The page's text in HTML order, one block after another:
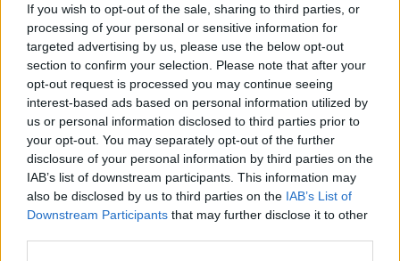
If you wish to opt-out of the sale, sharing to third parties, or
processing of your personal or sensitive information for
targeted advertising by us, please use the below opt-out
section to confirm your selection. Please note that after your
opt-out request is processed you may continue seeing
interest-based ads based on personal information utilized by
us or personal information disclosed to third parties prior to
your opt-out. You may separately opt-out of the further
disclosure of your personal information by third parties on the
IAB’s list of downstream participants. This information may
also be disclosed by us to third parties on the IAB’s List of
Downstream Participants that may further disclose it to other
Katona József Színházban, rendez aPesti Színházban
azÓdry Színpadonés a rádióban. Jelenleg a Katona
József Színházfőrendezője és tanít a Színművészeti
Főiskolán.
Számos filmes alkotásban is szerepelt az elmúlt
évtizedekben, melyek közül ő maga két filmet tart
igazán fontosnak az életében. AMire befejezi röptét a
denevércíműt ésPacsovszy József Esti Kornélját . De
találkozhattunk még vele aRipacsok, Sose halunk
meg, a Hosszú alkony, Presszóvagy aCsocsó című
alkotásokban is.